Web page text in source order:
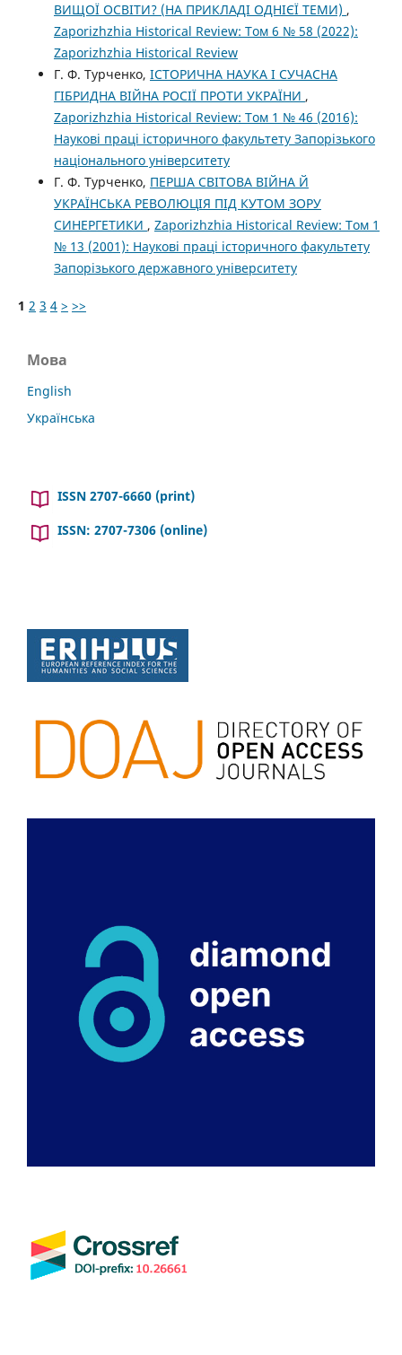
ВИЩОЇ ОСВІТИ? (НА ПРИКЛАДІ ОДНІЄЇ ТЕМИ) ,
Zaporizhzhia Historical Review: Том 6 № 58 (2022):
Zaporizhzhia Historical Review
Г. Ф. Турченко, ІСТОРИЧНА НАУКА І СУЧАСНА
ГІБРИДНА ВІЙНА РОСІЇ ПРОТИ УКРАЇНИ ,
Zaporizhzhia Historical Review: Том 1 № 46 (2016):
Наукові праці історичного факультету Запорізького
національного університету
Г. Ф. Турченко, ПЕРША СВІТОВА ВІЙНА Й
УКРАЇНСЬКА РЕВОЛЮЦІЯ ПІД КУТОМ ЗОРУ
СИНЕРГЕТИКИ , Zaporizhzhia Historical Review: Том 1
№ 13 (2001): Наукові праці історичного факультету
Запорізького державного університету
1 2 3 4 > >>
Мова
English
Українська
ISSN 2707-6660 (print)
ISSN: 2707-7306 (online)